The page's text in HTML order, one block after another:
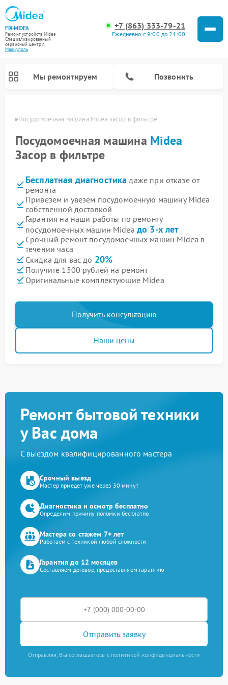
FIX-MIDEA
Ремонт устройств Midea
Специализированный
cервисный центр г.
Мариуполь
+7 (863) 333-79-21
Ежедневно с 9:00 до 21:00
Мы ремонтируем Позвонить
Посудомоечная машина Midea засор в фильтре
Посудомоечная машина Midea
Засор в фильтре
Бесплатная диагностика даже при отказе от
ремонта
Привезем и увезем посудомоечную машину Midea
собственной доставкой
Гарантия на наши работы по ремонту
посудомоечных машин Midea до 3-х лет
Срочный ремонт посудомоечных машин Midea в
течении часа
Скидка для вас до 20%
Получите 1500 рублей на ремонт
Оригинальные комплектующие Midea
Получить консультацию
Наши цены
Ремонт бытовой техники
у Вас дома
С выездом квалифицированного мастера
Срочный выезд
Мастер приедет уже через 30 минут
Диагностика и осмотр бесплатно
Определим причину поломки бесплатно
Мастера со стажем 7+ лет
Работаем с техникой любой сложности
Гарантия до 12 месяцев
Составляем договор, предоставляем гарантию
Отправить заявку
Отправляя, Вы соглашаетесь с политикой конфиденциальности